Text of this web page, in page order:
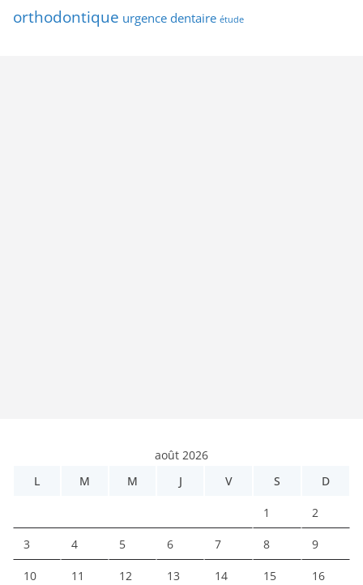
orthodontique urgence dentaire étude
août 2026
L
M M J V S D
1 2
3 4 5 6 7 8 9
10 11 12 13 14 15 16